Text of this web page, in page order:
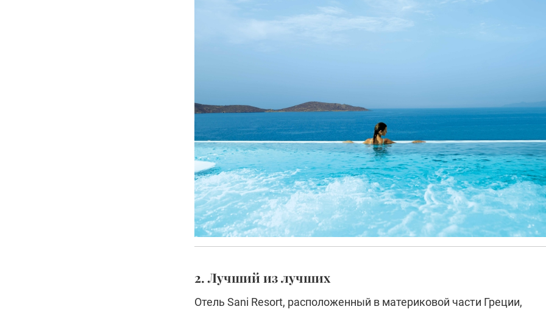
2. Лучший из лучших
Отель Sani Resort, расположенный в материковой части Греции,